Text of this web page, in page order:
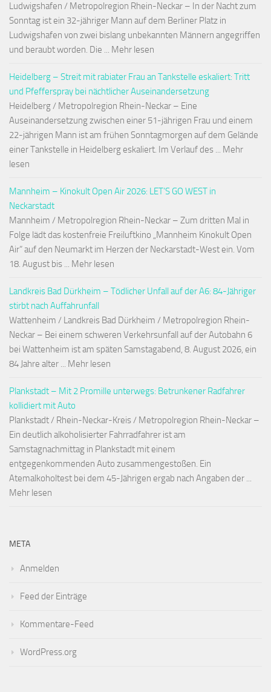
Ludwigshafen / Metropolregion Rhein-Neckar – In der Nacht zum
Sonntag ist ein 32-jähriger Mann auf dem Berliner Platz in
Ludwigshafen von zwei bislang unbekannten Männern angegriffen
und beraubt worden. Die ... Mehr lesen
Heidelberg – Streit mit rabiater Frau an Tankstelle eskaliert: Tritt
und Pfefferspray bei nächtlicher Auseinandersetzung
Heidelberg / Metropolregion Rhein-Neckar – Eine
Auseinandersetzung zwischen einer 51-jährigen Frau und einem
22-jährigen Mann ist am frühen Sonntagmorgen auf dem Gelände
einer Tankstelle in Heidelberg eskaliert. Im Verlauf des ... Mehr
lesen
Mannheim – Kinokult Open Air 2026: LET’S GO WEST in
Neckarstadt
Mannheim / Metropolregion Rhein-Neckar – Zum dritten Mal in
Folge lädt das kostenfreie Freiluftkino „Mannheim Kinokult Open
Air“ auf den Neumarkt im Herzen der Neckarstadt-West ein. Vom
18. August bis ... Mehr lesen
Landkreis Bad Dürkheim – Tödlicher Unfall auf der A6: 84-Jähriger
stirbt nach Auffahrunfall
Wattenheim / Landkreis Bad Dürkheim / Metropolregion Rhein-
Neckar – Bei einem schweren Verkehrsunfall auf der Autobahn 6
bei Wattenheim ist am späten Samstagabend, 8. August 2026, ein
84 Jahre alter ... Mehr lesen
Plankstadt – Mit 2 Promille unterwegs: Betrunkener Radfahrer
kollidiert mit Auto
Plankstadt / Rhein-Neckar-Kreis / Metropolregion Rhein-Neckar –
Ein deutlich alkoholisierter Fahrradfahrer ist am
Samstagnachmittag in Plankstadt mit einem
entgegenkommenden Auto zusammengestoßen. Ein
Atemalkoholtest bei dem 45-Jährigen ergab nach Angaben der ...
Mehr lesen
META
Anmelden
Feed der Einträge
Kommentare-Feed
WordPress.org